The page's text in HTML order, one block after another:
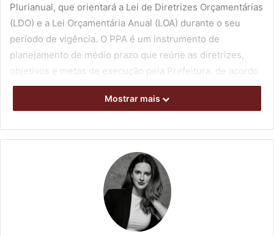
Plurianual, que orientará a Lei de Diretrizes Orçamentárias
(LDO) e a Lei Orçamentária Anual (LOA) durante o seu
período de vigência. O PPA é um instrumento de
planejamento de médio prazo que reúne as diretrizes,
objetivos e metas de execução pela Prefeitura, de acordo
com a viabilidade orçamentária e financeira. A lei é
elaborada sempre no primeiro ano de mandato dos
Esta edição abordou os temas: Cultura, Assistência Social,
Mulher, Idoso, Obras e Pavimentação, com a participação
de secretários das pastas e de servidores de carreira, que
representaram seus secretários e falaram sobre os temas
propostos. Eles também responderam dúvidas e
Mostrar mais